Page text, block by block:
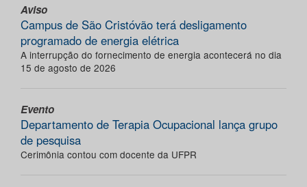
Aviso
Campus de São Cristóvão terá desligamento
programado de energia elétrica
A interrupção do fornecimento de energia acontecerá no dia
15 de agosto de 2026
Evento
Departamento de Terapia Ocupacional lança grupo
de pesquisa
Cerimônia contou com docente da UFPR